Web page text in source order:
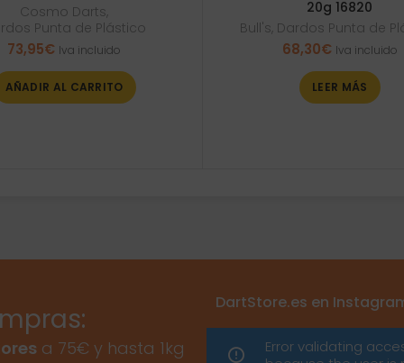
Cosmo Darts,
Punta de Plástico
73,95€ Iva incluido
AÑADIR AL CARRITO
20g 16820
Bull's, Dardos Punta de
68,30€ Iva incluido
LEER MÁS
a 75€ y hasta 1kg
DartStore.es en
Error validating